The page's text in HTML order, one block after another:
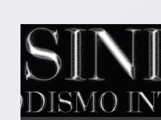
EL SINDICAL
Periodismo Inteligente